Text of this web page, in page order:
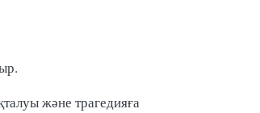
және трагедияға